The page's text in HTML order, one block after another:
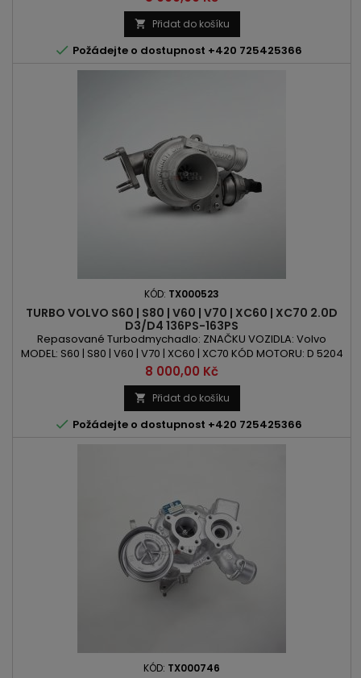
/ 100kW | 163PS / 120kW ROK VÝROBY: 2010 -
 Přidat do košíku
 Požádejte o dostupnost +420 725425366
KÓD: TX000523
TURBO VOLVO S60 | S80 | V60 | V70 | XC60 | XC70 2.0D
D3/D4 136PS-163PS
Repasované Turbodmychadlo: ZNAČKU VOZIDLA: Volvo
MODEL: S60 | S80 | V60 | V70 | XC60 | XC70 KÓD MOTORU: D 5204
T2 | D 5204 T3 | D 5204 T7 OBSAH: 1984ccm 2.0 D VÝKON:
136PS/100kW | 163PS/120kW ROK VÝROBY: 2010 -
Cena
8 000,00 Kč
 Přidat do košíku
 Požádejte o dostupnost +420 725425366
KÓD: TX000746